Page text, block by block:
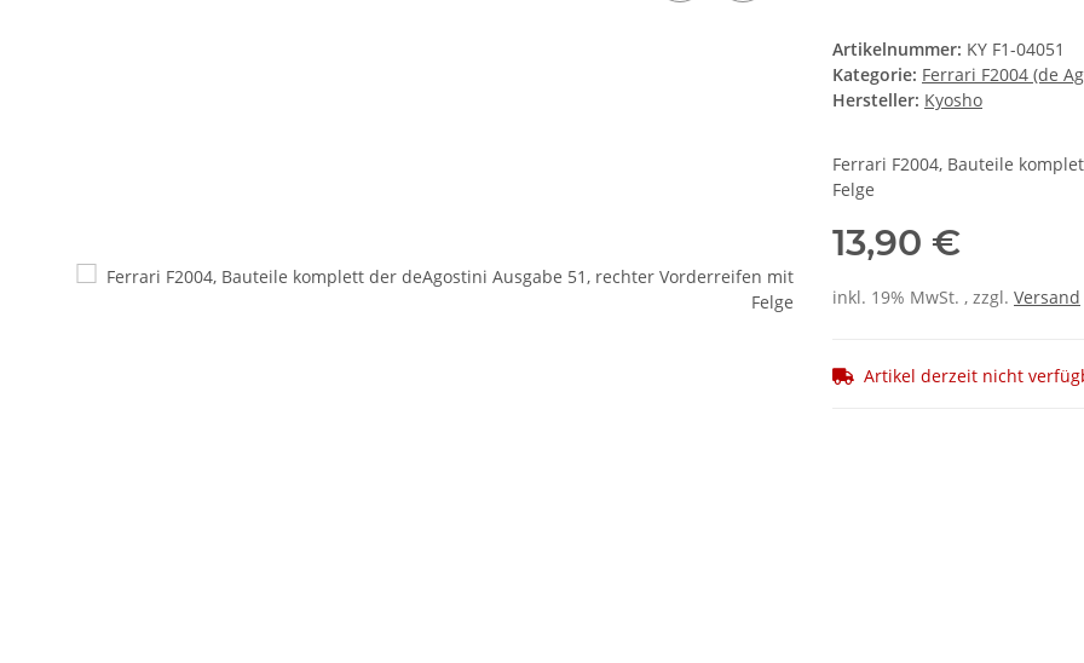
Artikelnummer: KY F1-04051
Kategorie: Ferrari F2004 (de
Hersteller: Kyosho
Ferrari F2004, Bauteile
Felge
13,90 €
inkl. 19% MwSt. , zzgl. Versand
Artikel derzeit nicht